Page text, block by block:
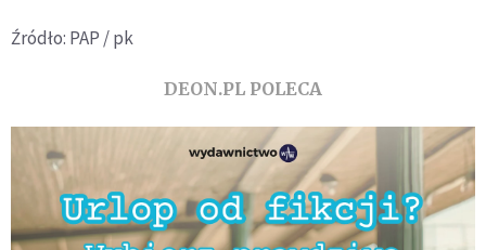
Źródło: PAP / pk
DEON.PL POLECA